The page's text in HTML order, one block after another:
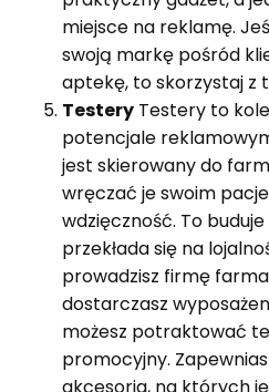
miejsce na reklamę.
swoją markę pośród
aptekę, to skorzystaj z
Testery Testery to
potencjale
jest skierowany do
wręczać je swoim
wdzięczność. To
przekłada się na
prowadzisz firmę
dostarczasz
możesz potraktować
promocyjny.
akcesoria, na których